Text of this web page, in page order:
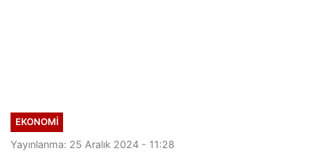
EKONOMI
Yayınlanma: 25 Aralık 2024 - 11:28